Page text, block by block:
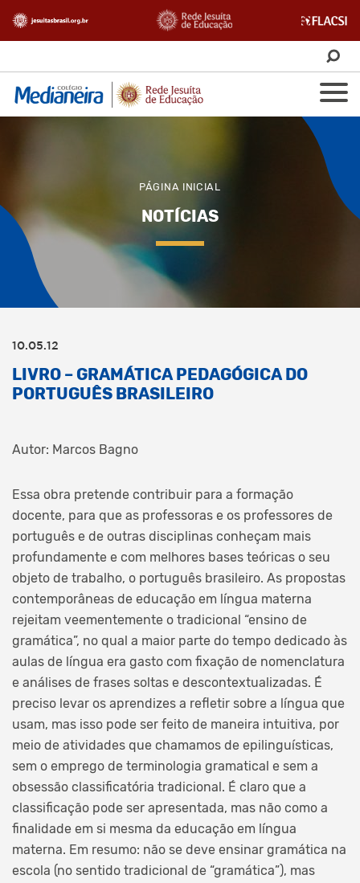
PÁGINA INICIAL
NOTÍCIAS
10.05.12
LIVRO – GRAMÁTICA PEDAGÓGICA DO
PORTUGUÊS BRASILEIRO
Autor: Marcos Bagno
Essa obra pretende contribuir para a formação
docente, para que as professoras e os professores de
português e de outras disciplinas conheçam mais
profundamente e com melhores bases teóricas o seu
objeto de trabalho, o português brasileiro. As propostas
contemporâneas de educação em língua materna
rejeitam veementemente o tradicional “ensino de
gramática”, no qual a maior parte do tempo dedicado às
aulas de língua era gasto com fixação de nomenclatura
e análises de frases soltas e descontextualizadas. É
preciso levar os aprendizes a refletir sobre a língua que
usam, mas isso pode ser feito de maneira intuitiva, por
meio de atividades que chamamos de epilinguísticas,
sem o emprego de terminologia gramatical e sem a
obsessão classificatória tradicional. É claro que a
classificação pode ser apresentada, mas não como a
finalidade em si mesma da educação em língua
materna. Em resumo: não se deve ensinar gramática na
escola (no sentido tradicional de “gramática”), mas